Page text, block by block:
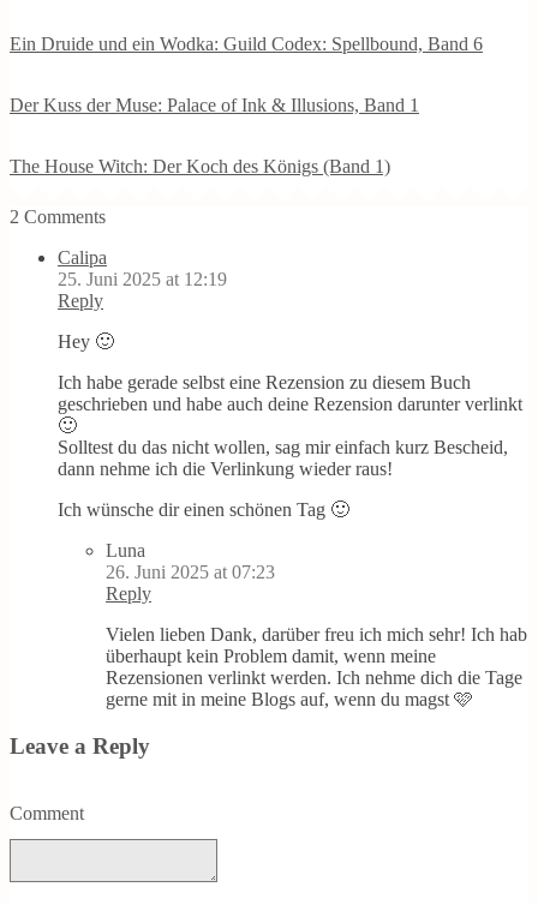
Ein Druide und ein Wodka: Guild Codex: Spellbound, Band 6
Der Kuss der Muse: Palace of Ink & Illusions, Band 1
The House Witch: Der Koch des Königs (Band 1)
2 Comments
Calipa
25. Juni 2025 at 12:19
Reply
Hey 🙂
Ich habe gerade selbst eine Rezension zu diesem Buch
geschrieben und habe auch deine Rezension darunter verlinkt
🙂
Solltest du das nicht wollen, sag mir einfach kurz Bescheid,
dann nehme ich die Verlinkung wieder raus!
Ich wünsche dir einen schönen Tag 🙂
Luna
26. Juni 2025 at 07:23
Reply
Vielen lieben Dank, darüber freu ich mich sehr! Ich hab
überhaupt kein Problem damit, wenn meine
Rezensionen verlinkt werden. Ich nehme dich die Tage
gerne mit in meine Blogs auf, wenn du magst 🩷
Leave a Reply
Comment